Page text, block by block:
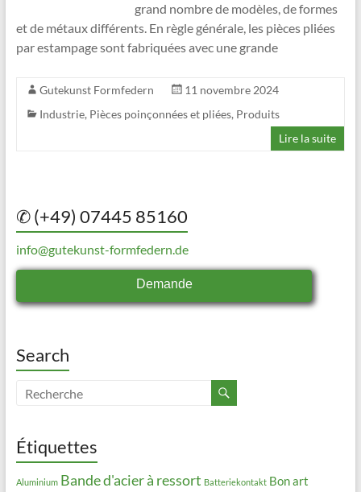
grand nombre de modèles, de formes
et de métaux différents. En règle générale, les pièces pliées
par estampage sont fabriquées avec une grande
Gutekunst Formfedern
11 novembre 2024
Industrie, Pièces poinçonnées et pliées, Produits
Lire la suite
✆ (+49) 07445 85160
info@gutekunst-formfedern.de
Demande
Search
Étiquettes
Aluminium Bande d'acier à ressort Batteriekontakt Bon art